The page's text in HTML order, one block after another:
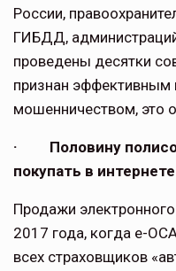
России,
ГИБДД,
проведены десятки
признан эффективным
мошенничеством, это
· Половину
покупать в интернете
Продажи
2017 года, когда е-
всех страховщиков